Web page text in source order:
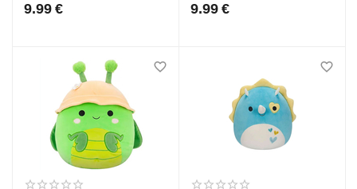
9.99 € 9.99 €